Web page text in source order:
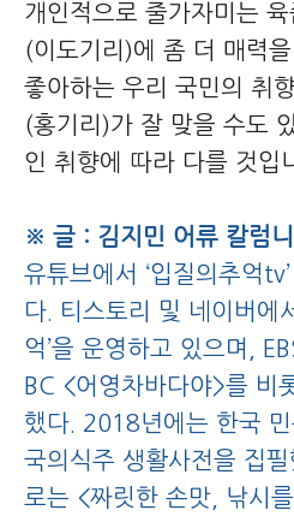
개인적으로 줄가자미는 육
(이도기리)에 좀 더 매력
좋아하는 우리 국민의 취
(홍기리)가 잘 맞을 수도
인 취향에 따라 다를 것입
※ 글 : 김지민 어류 칼
유튜브에서 ‘입질의추억
다. 티스토리 및 네이버에
억’을 운영하고 있으며,
BC <어영차바다야>를 비
했다. 2018년에는 한국
국의식주 생활사전을 집
로는 <짜릿한 손맛, 낚시